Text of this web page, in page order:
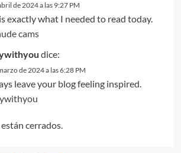
de 2024 a las 9:27 PM
exactly what I needed to read today.
cams
dice:
de 2024 a las 6:28 PM
leave your blog feeling inspired.
cerrados.